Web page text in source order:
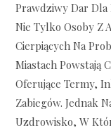
Prawdziwy Dar Dla
Nie Tylko Osoby Z
Cierpiących Na
Miastach Powstają
Oferujące Termy,
Zabiegów. Jednak
Uzdrowisko, W